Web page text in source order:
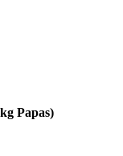
Papas)